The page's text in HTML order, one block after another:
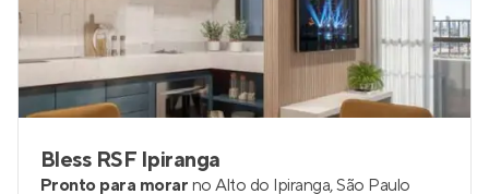
Bless RSF Ipiranga
Pronto para morar no Alto do Ipiranga,São Paulo